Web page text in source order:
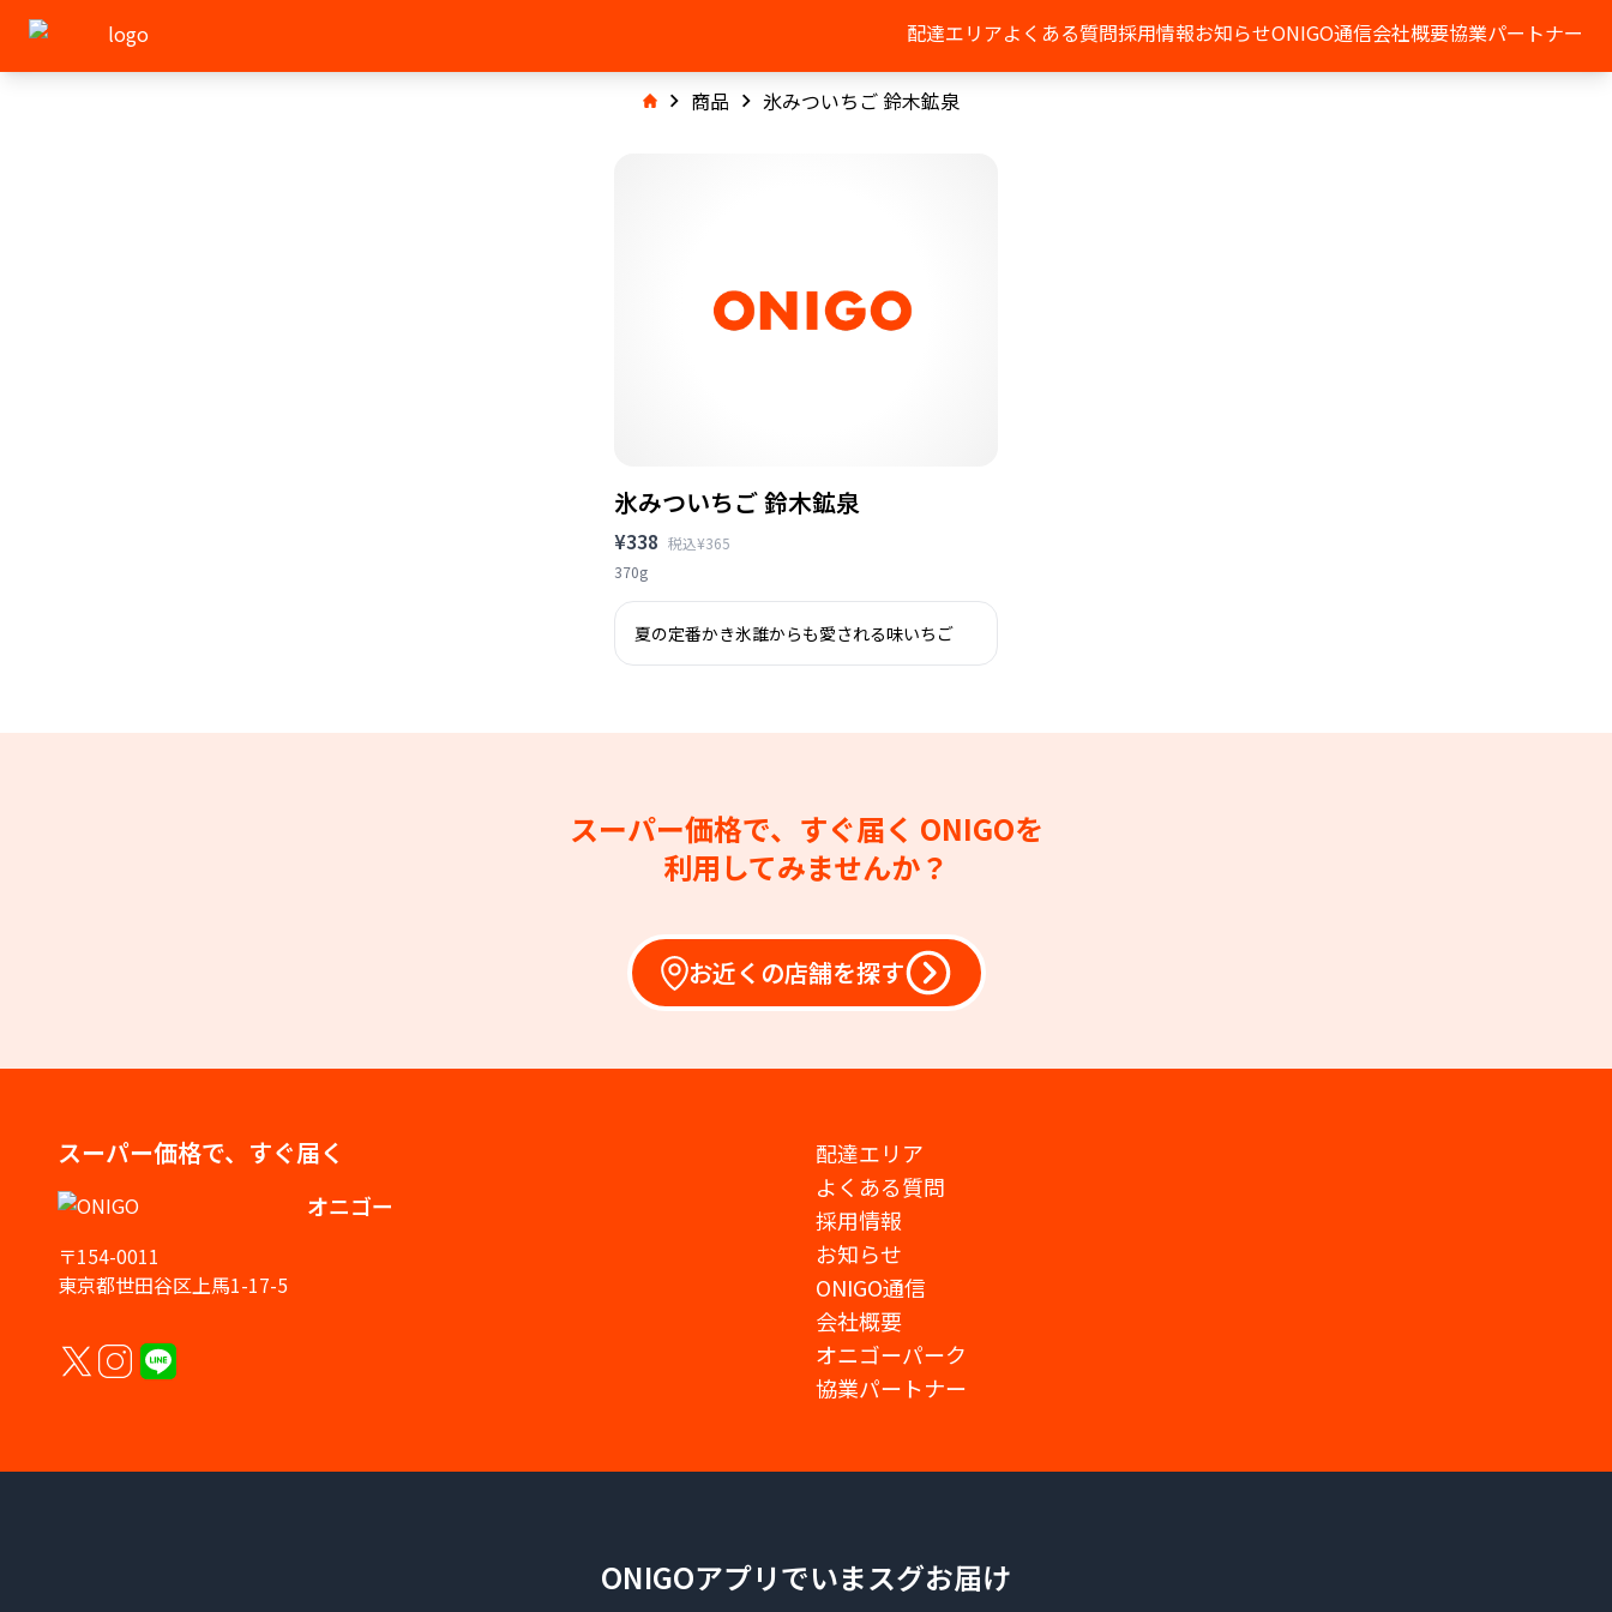
配達エリアよくある質問採用情報お知らせONIGO通信会社概要協業パートナー
商品 氷みついちご 鈴木鉱泉
氷みついちご 鈴木鉱泉
¥338 税込¥365
370g
夏の定番かき氷誰からも愛される味いちご
スーパー価格で、すぐ届く ONIGOを
利用してみませんか？
お近くの店舗を探す
スーパー価格で、すぐ届く
オニゴー
〒154-0011
東京都世田谷区上馬1-17-5
配達エリア
よくある質問
採用情報
お知らせ
ONIGO通信
会社概要
オニゴーパーク
協業パートナー
ONIGOアプリでいまスグお届け